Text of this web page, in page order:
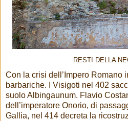
RESTI DELLA
Con la crisi dell’Impero Romano
barbariche. I Visigoti nel 402
suolo Albingaunum. Flavio
dell’imperatore Onorio, di
Gallia, nel 414 decreta la